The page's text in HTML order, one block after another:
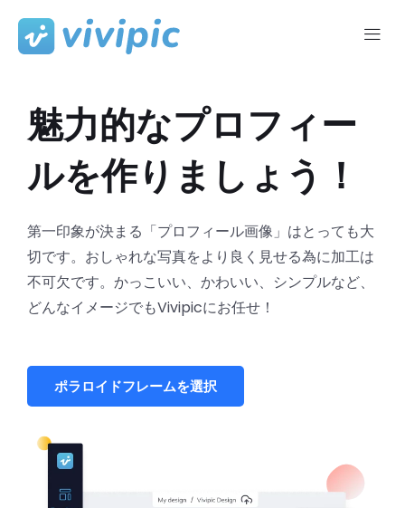
コ
魅力的なプロフィー
ルを作りましょう！
第一印象が決まる「プロフィール画像」はとっても大
切です。おしゃれな写真をより良く見せる為に加工は
不可欠です。かっこいい、かわいい、シンプルなど、
どんなイメージでもVivipicにお任せ！
ポラロイドフレームを選択